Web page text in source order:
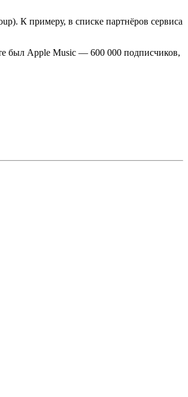
К примеру, в списке партнёров сервиса
был Apple Music — 600 000 подписчиков,